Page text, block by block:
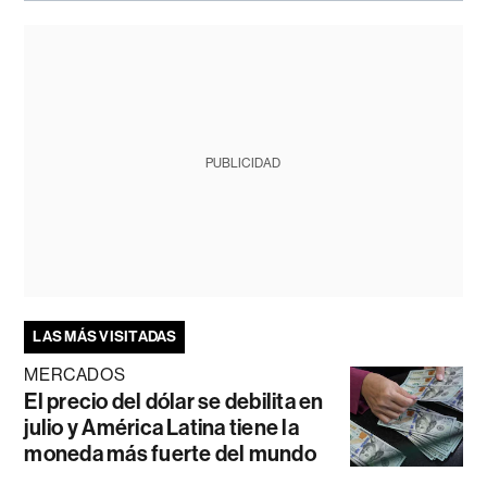
PUBLICIDAD
LAS MÁS VISITADAS
MERCADOS
El precio del dólar se debilita en
julio y América Latina tiene la
moneda más fuerte del mundo